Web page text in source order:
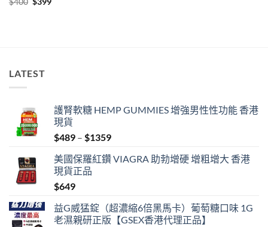
LATEST
護腎軟糖 HEMP GUMMIES 增強男性性功能 香港
現貨
$489 – $1359Price
$489
美國保羅紅鑽 VIAGRA 助勃增硬 增粗增大 香港
現貨正品
$649
益G威猛錠（超濃縮6倍黑馬卡）葡萄糖口味 1G
老濕親研正版【GSEX香港代理正品】